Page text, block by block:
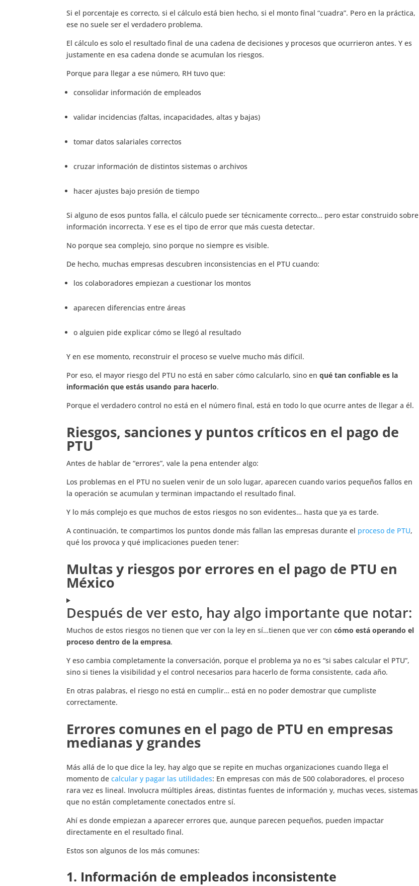
Si el porcentaje es correcto, si el cálculo está bien hecho, si el monto final “cuadra”. Pero en la práctica,
ese no suele ser el verdadero problema.
El cálculo es solo el resultado final de una cadena de decisiones y procesos que ocurrieron antes. Y es
justamente en esa cadena donde se acumulan los riesgos.
Porque para llegar a ese número, RH tuvo que:
consolidar información de empleados
validar incidencias (faltas, incapacidades, altas y bajas)
tomar datos salariales correctos
cruzar información de distintos sistemas o archivos
hacer ajustes bajo presión de tiempo
Si alguno de esos puntos falla, el cálculo puede ser técnicamente correcto… pero estar construido sobre
información incorrecta. Y ese es el tipo de error que más cuesta detectar.
No porque sea complejo, sino porque no siempre es visible.
De hecho, muchas empresas descubren inconsistencias en el PTU cuando:
los colaboradores empiezan a cuestionar los montos
aparecen diferencias entre áreas
o alguien pide explicar cómo se llegó al resultado
Y en ese momento, reconstruir el proceso se vuelve mucho más difícil.
Por eso, el mayor riesgo del PTU no está en saber cómo calcularlo, sino en qué tan confiable es la
información que estás usando para hacerlo.
Porque el verdadero control no está en el número final, está en todo lo que ocurre antes de llegar a él.
Riesgos, sanciones y puntos críticos en el pago de
PTU
Antes de hablar de “errores”, vale la pena entender algo:
Los problemas en el PTU no suelen venir de un solo lugar, aparecen cuando varios pequeños fallos en
la operación se acumulan y terminan impactando el resultado final.
Y lo más complejo es que muchos de estos riesgos no son evidentes… hasta que ya es tarde.
A continuación, te compartimos los puntos donde más fallan las empresas durante el proceso de PTU,
qué los provoca y qué implicaciones pueden tener:
Multas y riesgos por errores en el pago de PTU en
México
Después de ver esto, hay algo importante que notar:
Muchos de estos riesgos no tienen que ver con la ley en sí…tienen que ver con cómo está operando el
proceso dentro de la empresa.
Y eso cambia completamente la conversación, porque el problema ya no es “si sabes calcular el PTU”,
sino si tienes la visibilidad y el control necesarios para hacerlo de forma consistente, cada año.
En otras palabras, el riesgo no está en cumplir… está en no poder demostrar que cumpliste
correctamente.
Errores comunes en el pago de PTU en empresas
medianas y grandes
Más allá de lo que dice la ley, hay algo que se repite en muchas organizaciones cuando llega el
momento de calcular y pagar las utilidades: En empresas con más de 500 colaboradores, el proceso
rara vez es lineal. Involucra múltiples áreas, distintas fuentes de información y, muchas veces, sistemas
que no están completamente conectados entre sí.
Ahí es donde empiezan a aparecer errores que, aunque parecen pequeños, pueden impactar
directamente en el resultado final.
Estos son algunos de los más comunes:
1. Información de empleados inconsistente